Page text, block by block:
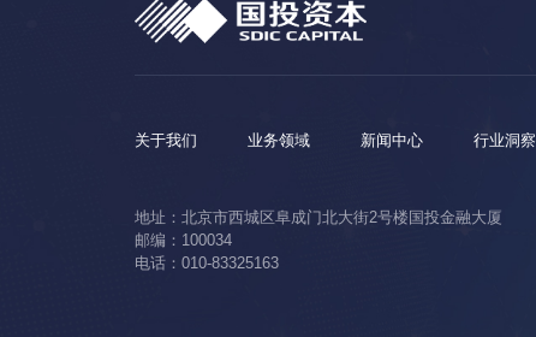
关于我们 业务领域 新闻中心 行业洞察
地址：北京市西城区阜成门北大街2号楼国投金融大厦
邮编：100034
电话：010-83325163